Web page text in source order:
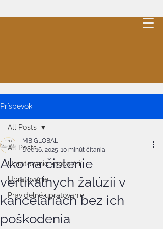
Príspevok
All Posts
Upratovanie kancelárií
Upratovanie
Pravidelné upratovanie
All Posts
Ako na čistenie
vertikálnych žalúzií v
kanceláriách bez ich
poškodenia
MB GLOBAL
Dec 16, 2025 10 minút čítania